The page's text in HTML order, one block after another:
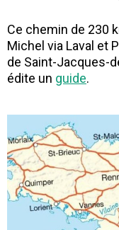
Ce chemin de 230
Michel via Laval et
de Saint-Jacques-
édite un guide.